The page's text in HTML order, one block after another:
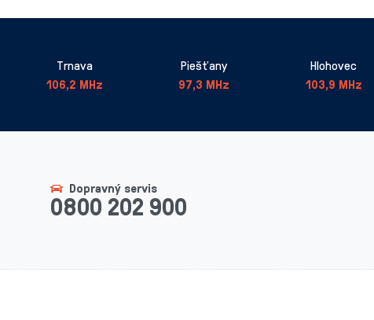
Trnava
106,2 MHz
Piešťany
97,3 MHz
Hlohovec
103,9 MHz
Dopravný servis
0800 202 900